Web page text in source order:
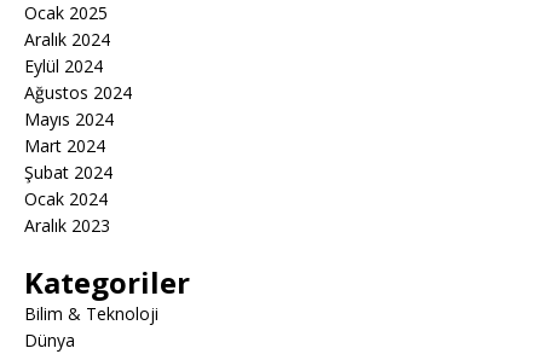
Ocak 2025
Aralık 2024
Eylül 2024
Ağustos 2024
Mayıs 2024
Mart 2024
Şubat 2024
Ocak 2024
Aralık 2023
Kategoriler
Bilim & Teknoloji
Dünya